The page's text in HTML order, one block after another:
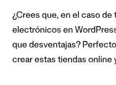
¿Crees que, en el caso
electrónicos en
que desventajas?
crear estas tiendas online